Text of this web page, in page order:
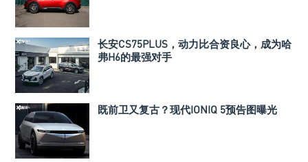
长安CS75PLUS，动力比合资良心，成为哈
弗H6的最强对手
既前卫又复古？现代IONIQ 5预告图曝光